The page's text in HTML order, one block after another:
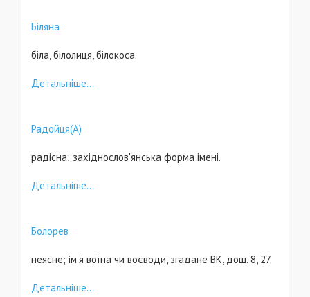
Біляна
біла, білолиця, білокоса.
Детальніше...
Радойця(А)
радісна; західнослов'янська форма імені.
Детальніше...
Болорев
неясне; ім'я воїна чи воєводи, згадане ВК, дощ. 8, 27.
Детальніше...